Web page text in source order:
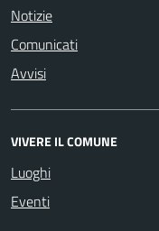
Notizie
Comunicati
Avvisi
VIVERE IL COMUNE
Luoghi
Eventi